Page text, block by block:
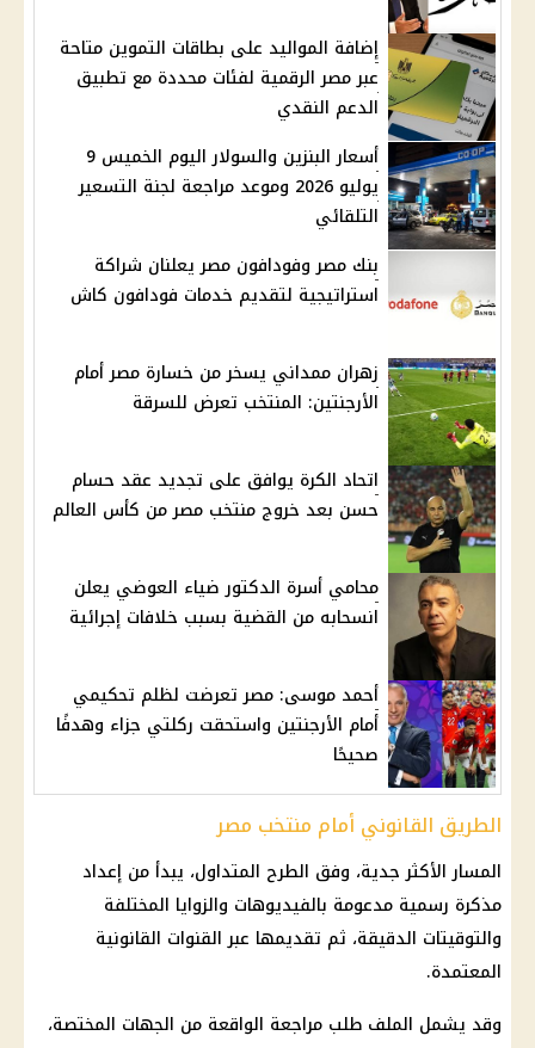
إضافة المواليد على بطاقات التموين متاحة
عبر مصر الرقمية لفئات محددة مع تطبيق
الدعم النقدي
أسعار البنزين والسولار اليوم الخميس 9
يوليو 2026 وموعد مراجعة لجنة التسعير
التلقائي
بنك مصر وفودافون مصر يعلنان شراكة
استراتيجية لتقديم خدمات فودافون كاش
زهران ممداني يسخر من خسارة مصر أمام
الأرجنتين: المنتخب تعرض للسرقة
اتحاد الكرة يوافق على تجديد عقد حسام
حسن بعد خروج منتخب مصر من كأس العالم
محامي أسرة الدكتور ضياء العوضي يعلن
انسحابه من القضية بسبب خلافات إجرائية
أحمد موسى: مصر تعرضت لظلم تحكيمي
أمام الأرجنتين واستحقت ركلتي جزاء وهدفًا
صحيحًا
الطريق القانوني أمام منتخب مصر
المسار الأكثر جدية، وفق الطرح المتداول، يبدأ من إعداد
مذكرة رسمية مدعومة بالفيديوهات والزوايا المختلفة
والتوقيتات الدقيقة، ثم تقديمها عبر القنوات القانونية
المعتمدة.
وقد يشمل الملف طلب مراجعة الواقعة من الجهات المختصة،